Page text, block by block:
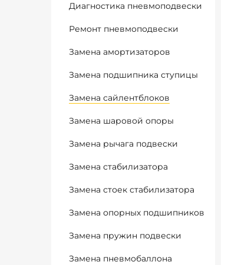
Диагностика пневмоподвески
Ремонт пневмоподвески
Замена амортизаторов
Замена подшипника ступицы
Замена сайлентблоков
Замена шаровой опоры
Замена рычага подвески
Замена стабилизатора
Замена стоек стабилизатора
Замена опорных подшипников
Замена пружин подвески
Замена пневмобаллона